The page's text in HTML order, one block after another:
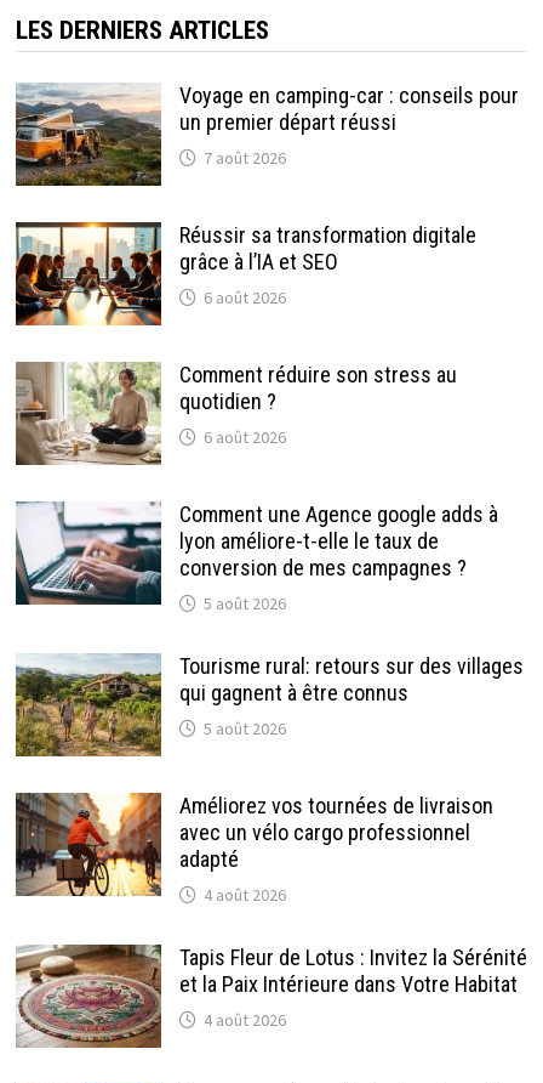
LES DERNIERS ARTICLES
Voyage en camping-car : conseils pour
un premier départ réussi
7 août 2026
Réussir sa transformation digitale
grâce à l’IA et SEO
6 août 2026
Comment réduire son stress au
quotidien ?
6 août 2026
Comment une Agence google adds à
lyon améliore-t-elle le taux de
conversion de mes campagnes ?
5 août 2026
Tourisme rural: retours sur des villages
qui gagnent à être connus
5 août 2026
Améliorez vos tournées de livraison
avec un vélo cargo professionnel
adapté
4 août 2026
Tapis Fleur de Lotus : Invitez la Sérénité
et la Paix Intérieure dans Votre Habitat
4 août 2026